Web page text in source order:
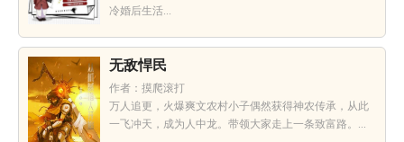
冷婚后生活...
无敌悍民
作者：摸爬滚打
万人追更，火爆爽文农村小子偶然获得神农传承，从此
一飞冲天，成为人中龙。带领大家走上一条致富路。...